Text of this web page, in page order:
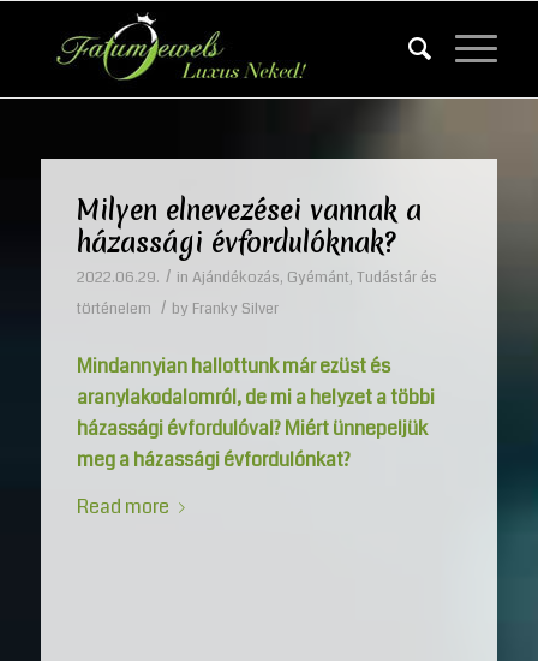
Milyen elnevezései vannak a
házassági évfordulóknak?
2022.06.29. / in Ajándékozás, Gyémánt, Tudástár és
történelem / by Franky Silver
Mindannyian hallottunk már ezüst és
aranylakodalomról, de mi a helyzet a többi
házassági évfordulóval? Miért ünnepeljük
meg a házassági évfordulónkat?
Read more